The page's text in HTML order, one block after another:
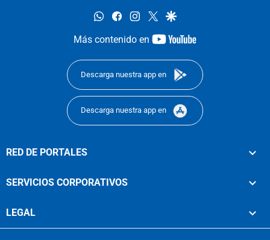
whatsappfacebookinstagram
twittergoogle
Más contenido en
youtube-
Descarga nuestra app en
Descarga nuestra app en
RED DE PORTALES
SERVICIOS CORPORATIVOS
LEGAL